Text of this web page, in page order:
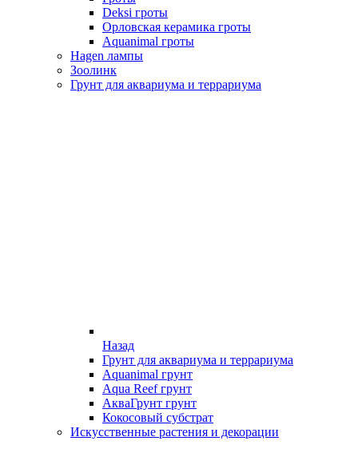
Deksi гроты
Орловская керамика гроты
Aquanimal гроты
Hagen лампы
Зоолинк
Грунт для аквариума и террариума
Назад
Грунт для аквариума и террариума
Aquanimal грунт
Aqua Reef грунт
АкваГрунт грунт
Кокосовый субстрат
Искусственные растения и декорации